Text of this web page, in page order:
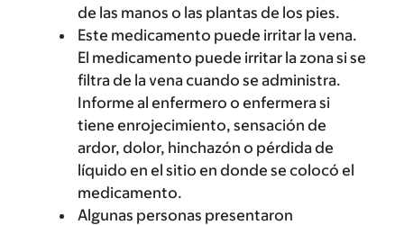
de las manos o las plantas de los pies.
Este medicamento puede irritar la vena.
El medicamento puede irritar la zona si se
filtra de la vena cuando se administra.
Informe al enfermero o enfermera si
tiene enrojecimiento, sensación de
ardor, dolor, hinchazón o pérdida de
líquido en el sitio en donde se colocó el
medicamento.
Algunas personas presentaron